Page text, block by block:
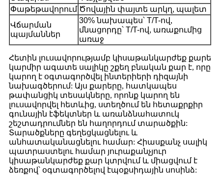
Փաթեթավորում Ծովային փայտե արկղ, պալետ
Վճարման
պայմաններ
30% նախապես՝ T/T-ով,
մնացորդը՝ T/T-ով, առաքումից
առաջ
Հետին լուսավորությամբ կիսաթանկարժեք քարե
կարմիր ագատե սալիկը շքեղ բնական քար է, որը
կարող է օգտագործվել ինտերիերի դիզայնի
նախագծերում: Այս քարերը, հատկապես
թափանցիկ տեսակները, որոնք կարող են
լուսավորվել հետևից, ստեղծում են հետաքրքիր
գունային էֆեկտներ և առանձնահատուկ
շեշտադրումներ են հաղորդում տարածքին:
Տարածքները գեղեցկացնելու և
անհատականացնելու համար: Հիասքանչ սալիկ
պատրաստելու համար յուրաքանչյուր
կիսաթանկարժեք քար կտրվում և միացվում է
ձեռքով՝ օգտագործելով էպօքսիդային սոսինձ: